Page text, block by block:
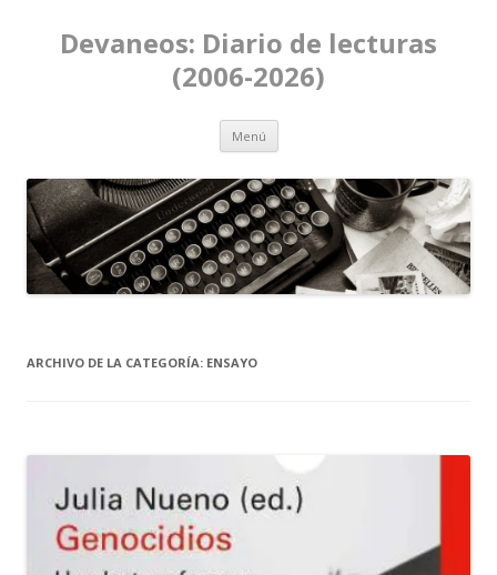
Devaneos: Diario de lecturas
(2006-2026)
Menú Ir al contenido
ARCHIVO DE LA CATEGORÍA: ENSAYO